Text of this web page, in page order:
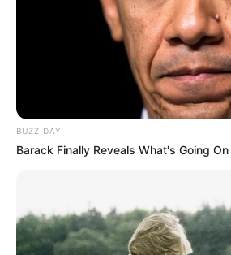
que
BUZZ DAY
Barack Finally Reveals What's Going